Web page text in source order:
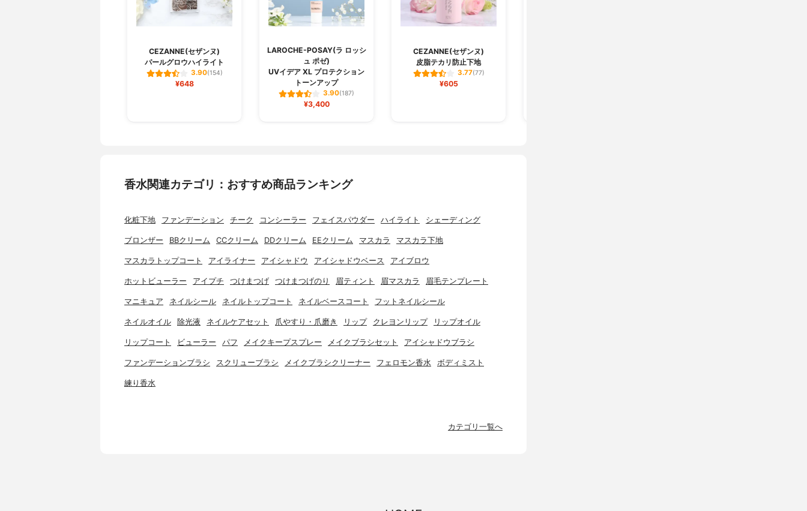
CEZANNE(セザンヌ)
パールグロウハイライト
3.90(154)
¥648
LAROCHE-POSAY(ラ ロッシ
ュ ポゼ)
UVイデア XL プロテクション
トーンアップ
3.90(187)
¥3,400
CEZANNE(セザンヌ)
皮脂テカリ防止下地
3.77(77)
¥605
香水関連カテゴリ：おすすめ商品ランキング
化粧下地 ファンデーション チーク コンシーラー フェイスパウダー ハイライト シェーディング
ブロンザー BBクリーム CCクリーム DDクリーム EEクリーム マスカラ マスカラ下地
マスカラトップコート アイライナー アイシャドウ アイシャドウベース アイブロウ
ホットビューラー アイプチ つけまつげ つけまつげのり 眉ティント 眉マスカラ 眉毛テンプレート
マニキュア ネイルシール ネイルトップコート ネイルベースコート フットネイルシール
ネイルオイル 除光液 ネイルケアセット 爪やすり・爪磨き リップ クレヨンリップ リップオイル
リップコート ビューラー パフ メイクキープスプレー メイクブラシセット アイシャドウブラシ
ファンデーションブラシ スクリューブラシ メイクブラシクリーナー フェロモン香水 ボディミスト
練り香水
カテゴリ一覧へ